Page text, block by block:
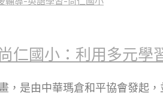
仁國小：利用多元
，是由中華瑪倉和平協會發起